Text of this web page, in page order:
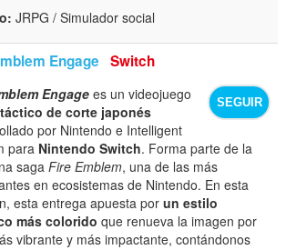
JRPG / Simulador social
Engage Switch
SEGUIR
Engage es un videojuego
de corte japonés
por Nintendo e Intelligent
para Nintendo Switch. Forma parte de la
sagaFire Emblem, una de las más
en ecosistemas de Nintendo. En esta
esta entrega apuesta porun estilo
más colorido que renueva la imagen por
vibrante y más impactante, contándonos